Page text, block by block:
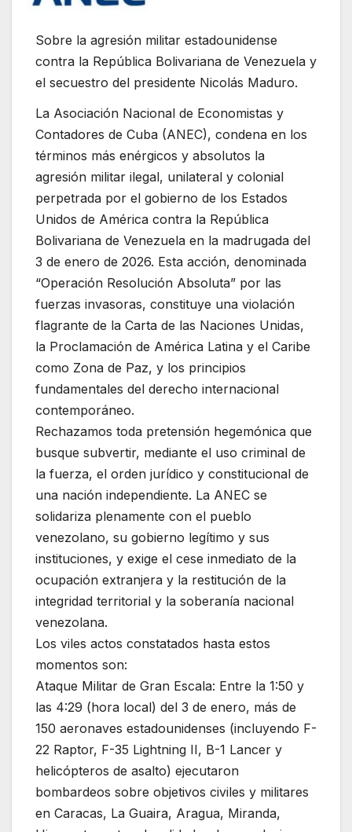
Sobre la agresión militar estadounidense
contra la República Bolivariana de Venezuela y
el secuestro del presidente Nicolás Maduro.
La Asociación Nacional de Economistas y
Contadores de Cuba (ANEC), condena en los
términos más enérgicos y absolutos la
agresión militar ilegal, unilateral y colonial
perpetrada por el gobierno de los Estados
Unidos de América contra la República
Bolivariana de Venezuela en la madrugada del
3 de enero de 2026. Esta acción, denominada
“Operación Resolución Absoluta” por las
fuerzas invasoras, constituye una violación
flagrante de la Carta de las Naciones Unidas,
la Proclamación de América Latina y el Caribe
como Zona de Paz, y los principios
fundamentales del derecho internacional
contemporáneo.
Rechazamos toda pretensión hegemónica que
busque subvertir, mediante el uso criminal de
la fuerza, el orden jurídico y constitucional de
una nación independiente. La ANEC se
solidariza plenamente con el pueblo
venezolano, su gobierno legítimo y sus
instituciones, y exige el cese inmediato de la
ocupación extranjera y la restitución de la
integridad territorial y la soberanía nacional
venezolana.
Los viles actos constatados hasta estos
momentos son:
Ataque Militar de Gran Escala: Entre la 1:50 y
las 4:29 (hora local) del 3 de enero, más de
150 aeronaves estadounidenses (incluyendo F-
22 Raptor, F-35 Lightning II, B-1 Lancer y
helicópteros de asalto) ejecutaron
bombardeos sobre objetivos civiles y militares
en Caracas, La Guaira, Aragua, Miranda,